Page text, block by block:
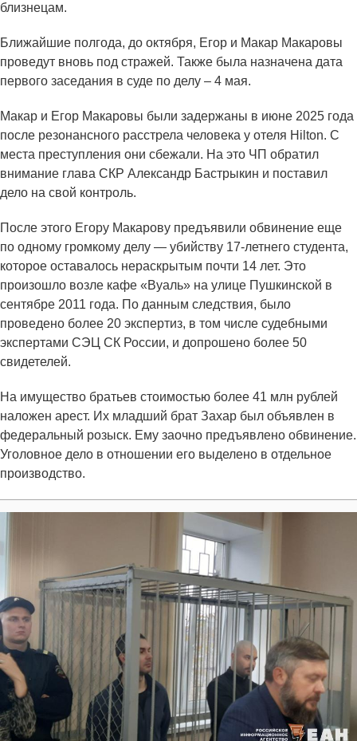
близнецам.
Ближайшие полгода, до октября, Егор и Макар Макаровы
проведут вновь под стражей. Также была назначена дата
первого заседания в суде по делу – 4 мая.
Макар и Егор Макаровы были задержаны в июне 2025 года
после резонансного расстрела человека у отеля Hilton. С
места преступления они сбежали. На это ЧП обратил
внимание глава СКР Александр Бастрыкин и поставил
дело на свой контроль.
После этого Егору Макарову предъявили обвинение еще
по одному громкому делу — убийству 17-летнего студента,
которое оставалось нераскрытым почти 14 лет. Это
произошло возле кафе «Вуаль» на улице Пушкинской в
сентябре 2011 года. По данным следствия, было
проведено более 20 экспертиз, в том числе судебными
экспертами СЭЦ СК России, и допрошено более 50
свидетелей.
На имущество братьев стоимостью более 41 млн рублей
наложен арест. Их младший брат Захар был объявлен в
федеральный розыск. Ему заочно предъявлено обвинение.
Уголовное дело в отношении его выделено в отдельное
производство.